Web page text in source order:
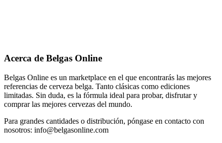
Acerca de Belgas Online
Belgas Online es un marketplace en el que encontrarás las mejores
referencias de cerveza belga. Tanto clásicas como ediciones
limitadas. Sin duda, es la fórmula ideal para probar, disfrutar y
comprar las mejores cervezas del mundo.
Para grandes cantidades o distribución, póngase en contacto con
nosotros: info@belgasonline.com